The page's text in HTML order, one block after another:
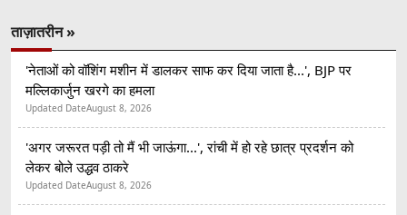
ताज़ातरीन »
'नेताओं को वॉशिंग मशीन में डालकर साफ कर दिया जाता है...', BJP पर
मल्लिकार्जुन खरगे का हमला
Updated DateAugust 8, 2026
'अगर जरूरत पड़ी तो मैं भी जाऊंगा...', रांची में हो रहे छात्र प्रदर्शन को
लेकर बोले उद्धव ठाकरे
Updated DateAugust 8, 2026